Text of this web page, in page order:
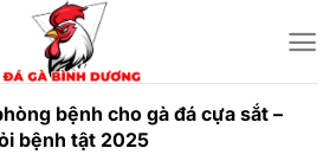
bệnh cho gà đá cựa sắt –
bệnh tật 2025